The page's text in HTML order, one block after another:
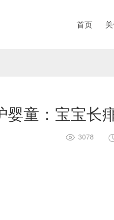
首页
婴童：宝宝长
3078